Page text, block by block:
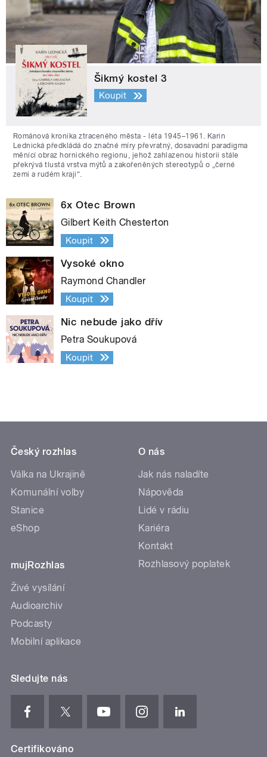
Šikmý kostel 3
Koupit
Románová kronika ztraceného města - léta 1945–1961. Karin
Lednická předkládá do značné míry převratný, dosavadní paradigma
měnící obraz hornického regionu, jehož zahlazenou historii stále
překrývá tlustá vrstva mýtů a zakořeněných stereotypů o „černé
zemi a rudém kraji“.
6x Otec Brown
Gilbert Keith Chesterton
Koupit
Vysoké okno
Raymond Chandler
Koupit
Nic nebude jako dřív
Petra Soukupová
Koupit
Český rozhlas
Válka na Ukrajině
Komunální volby
Stanice
eShop
mujRozhlas
Živé vysílání
Audioarchiv
Podcasty
Mobilní aplikace
O nás
Jak nás naladíte
Nápověda
Lidé v rádiu
Kariéra
Kontakt
Rozhlasový poplatek
Sledujte nás
Certifikováno